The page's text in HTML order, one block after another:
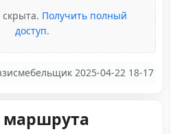
Получить полный
доступ.
2025-04-22 18-17
маршрута